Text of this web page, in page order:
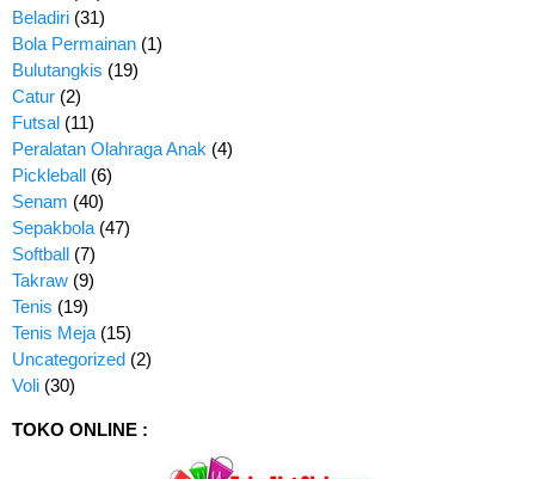
Beladiri (31)
Bola Permainan (1)
Bulutangkis (19)
Catur (2)
Futsal (11)
Peralatan Olahraga Anak (4)
Pickleball (6)
Senam (40)
Sepakbola (47)
Softball (7)
Takraw (9)
Tenis (19)
Tenis Meja (15)
Uncategorized (2)
Voli (30)
TOKO ONLINE :